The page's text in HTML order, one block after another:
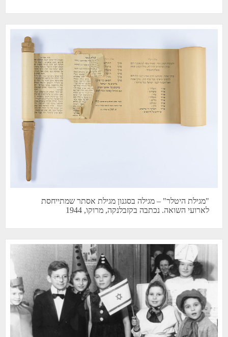
"מגילת היטלר" – מגילה בסגנון מגילת אסתר שמתייחסת
לארועי השואה. נכתבה בקזבלנקה, מרוקו, 1944